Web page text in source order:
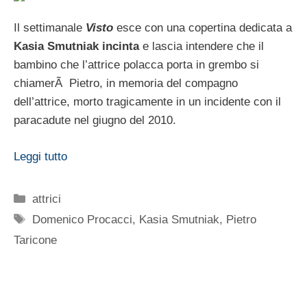
Il settimanale Visto esce con una copertina dedicata a
Kasia Smutniak incintae lascia intendere che il
bambino che l’attrice polacca porta in grembo si
chiamerÃ Pietro, in memoria del compagno
dell’attrice, morto tragicamente in un incidente con il
paracadute nel giugno del 2010.
Leggi tutto
Categorie
attrici
Tag
Domenico Procacci, Kasia Smutniak, Pietro
Taricone